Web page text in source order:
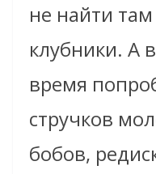
не найти
клубники. А
время
стручков
бобов,